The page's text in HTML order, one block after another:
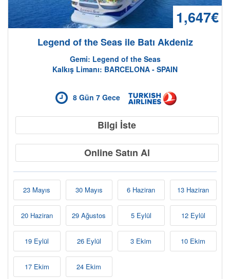
1,647€
Legend of the Seas ile Batı Akdeniz
Gemi: Legend of the Seas
Kalkış Limanı: BARCELONA - SPAIN
8 Gün 7 Gece
Bilgi İste
Online Satın Al
23 Mayıs 30 Mayıs 6 Haziran 13 Haziran
20 Haziran 29 Ağustos 5 Eylül 12 Eylül
19 Eylül 26 Eylül 3 Ekim 10 Ekim
17 Ekim 24 Ekim